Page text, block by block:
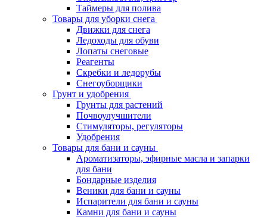
Таймеры для полива
Товары для уборки снега
Движки для снега
Ледоходы для обуви
Лопаты снеговые
Реагенты
Скребки и ледорубы
Снегоуборщики
Грунт и удобрения
Грунты для растений
Почвоулучшители
Стимуляторы, регуляторы
Удобрения
Товары для бани и сауны
Ароматизаторы, эфирные масла и запарки
для бани
Бондарные изделия
Веники для бани и сауны
Испарители для бани и сауны
Камни для бани и сауны